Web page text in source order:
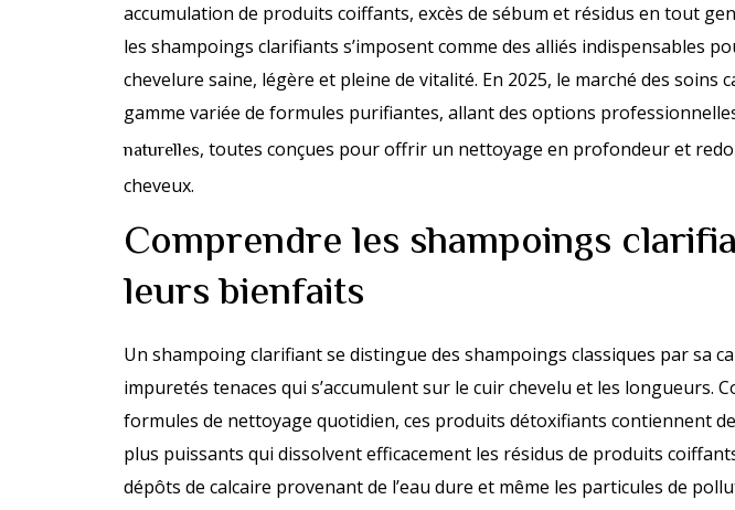
accumulation de produits coiffants, excès de sébum et résidus en tout
les shampoings clarifiants s’imposent comme des alliés indispensables
chevelure saine, légère et pleine de vitalité. En 2025, le marché des soins
gamme variée de formules purifiantes, allant des options
naturelles, toutes conçues pour offrir un nettoyage en profondeur et
cheveux.
Comprendre les shampoings
leurs bienfaits
Un shampoing clarifiant se distingue des shampoings classiques par sa
impuretés tenaces qui s’accumulent sur le cuir chevelu et les longueurs.
formules de nettoyage quotidien, ces produits détoxifiants contiennent
plus puissants qui dissolvent efficacement les résidus de produits
dépôts de calcaire provenant de l’eau dure et même les particules de